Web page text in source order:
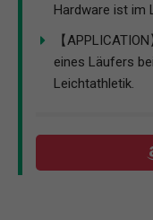
Hardware ist im
【
eines Läufers
Leichtathletik.